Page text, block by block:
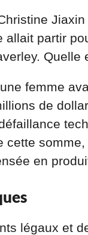
allait partir
femme
de
cette
en
légaux et